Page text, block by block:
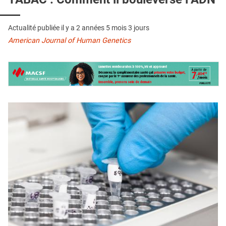
QUI SOMMES-NOUS ?
PUBLICITÉ
CONDITIONS GÉNÉRALES
CONTACT
Actualité publiée il y a 2 années 5 mois 3 jours
American Journal of Human Genetics